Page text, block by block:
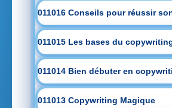
011016 Conseils pour réussir
011015 Les bases du
011014 Bien débuter en
011013 Copywriting Magique